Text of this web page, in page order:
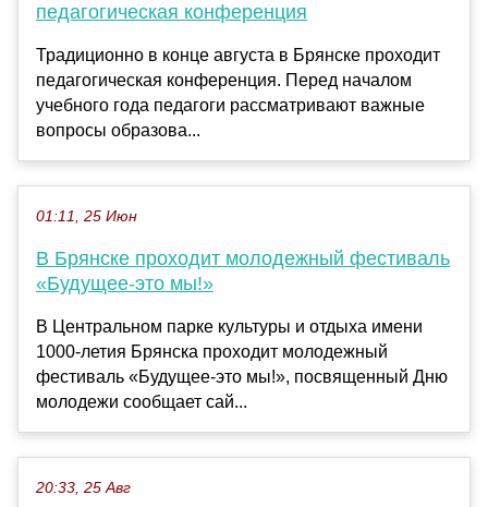
педагогическая конференция
Традиционно в конце августа в Брянске проходит
педагогическая конференция. Перед началом
учебного года педагоги рассматривают важные
вопросы образова...
01:11, 25 Июн
В Брянске проходит молодежный фестиваль
«Будущее-это мы!»
В Центральном парке культуры и отдыха имени
1000-летия Брянска проходит молодежный
фестиваль «Будущее-это мы!», посвященный Дню
молодежи сообщает сай...
20:33, 25 Авг